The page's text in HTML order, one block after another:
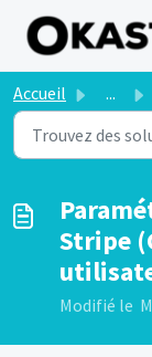
Passer au
Accueil ...
Stripe
Modifié le